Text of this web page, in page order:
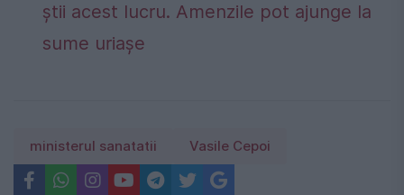
știi acest lucru. Amenzile pot ajunge la
sume uriașe
ministerul sanatatii Vasile Cepoi